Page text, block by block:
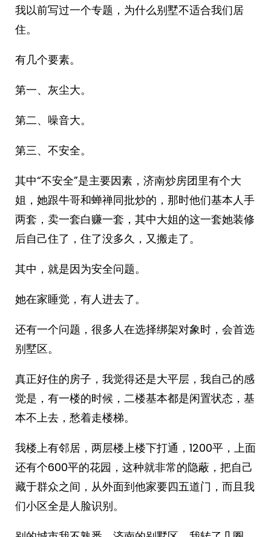
我以前写过一个专题，为什么别墅不适合我们居
住。
有几个要素。
第一、灰尘大。
第二、噪音大。
第三、不安全。
其中“不安全”是主要因素，济南炒房团里有个大
姐，她跟牛哥和蝉禅同批炒的，那时他们基本人手
两套，卖一套白赚一套，其中大姐的这一套她装修
后自己住了，住了没多久，又搬走了。
其中，就是因为安全问题。
她在家睡觉，有人进去了。
还有一个问题，很多人在选择绑架对象时，会首选
别墅区。
真正好住的房子，我觉得还是大平层，我自己的感
觉是，有一楼的时候，二楼基本都是闲置状态，基
本不上去，愁着走楼梯。
我楼上有邻居，两层楼上楼下打通，1200平，上面
还有个600平的花园，这种就非常的隐蔽，把自己
藏于群众之间，从外面到他家要四五道门，而且我
们小区全是人脸识别。